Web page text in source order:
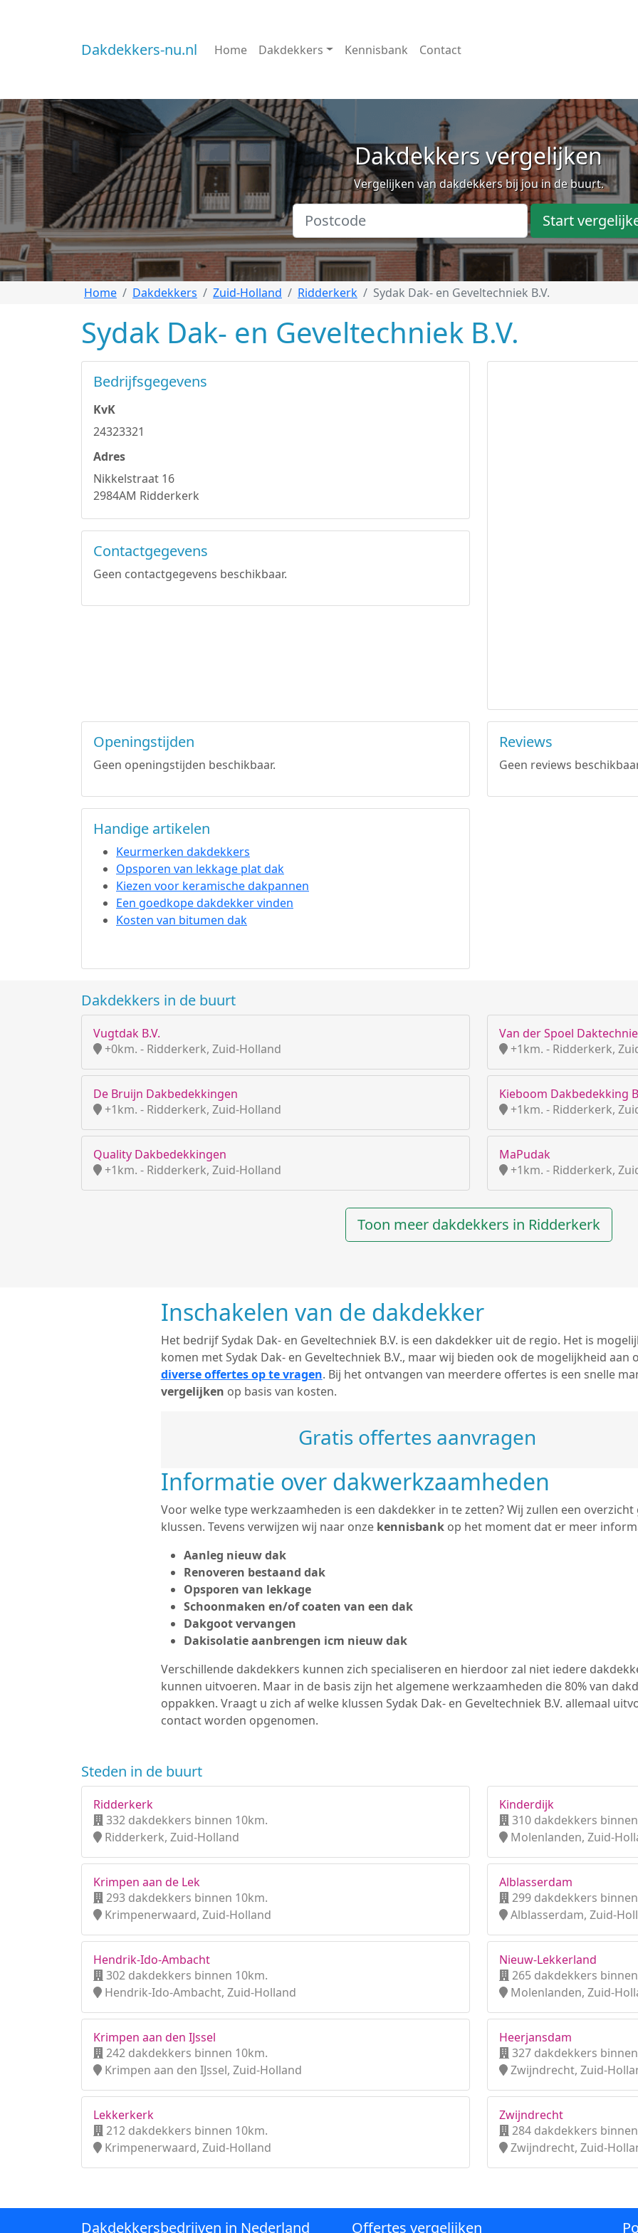
Dakdekkers-nu.nl Home Dakdekkers Kennisbank Contact
Dakdekkers vergelijken
Vergelijken van dakdekkers bij jou in de buurt.
Start
Home Dakdekkers Zuid-Holland Ridderkerk Sydak Dak- en Geveltechniek B.V.
Sydak Dak- en Geveltechniek B.V.
Bedrijfsgegevens
KvK
24323321
Adres
Nikkelstraat 16
2984AM Ridderkerk
Contactgegevens
Geen contactgegevens beschikbaar.
Openingstijden
Geen openingstijden beschikbaar.
Handige artikelen
Keurmerken dakdekkers
Opsporen van lekkage plat dak
Kiezen voor keramische dakpannen
Een goedkope dakdekker vinden
Kosten van bitumen dak
Reviews
Geen reviews
Dakdekkers in de buurt
Vugtdak B.V.
+0km. - Ridderkerk, Zuid-Holland
Van der Spoel
+1km. - Ridderkerk,
De Bruijn Dakbedekkingen
+1km. - Ridderkerk, Zuid-Holland
Kieboom Dakbedekking
+1km. - Ridderkerk,
Quality Dakbedekkingen
+1km. - Ridderkerk, Zuid-Holland
MaPudak
+1km. - Ridderkerk,
Toon meer dakdekkers in Ridderkerk
Inschakelen van de dakdekker
Het bedrijf Sydak Dak- en Geveltechniek B.V. is een dakdekker uit de regio. Het is
komen met Sydak Dak- en Geveltechniek B.V., maar wij bieden ook de mogelijkheid
diverse offertes op te vragen. Bij het ontvangen van meerdere offertes is een snelle
vergelijken op basis van kosten.
Gratis offertes aanvragen
Informatie over dakwerkzaamheden
Voor welke type werkzaamheden is een dakdekker in te zetten? Wij zullen een
klussen. Tevens verwijzen wij naar onze kennisbankop het moment dat er meer
Aanleg nieuw dak
Renoveren bestaand dak
Opsporen van lekkage
Schoonmaken en/of coaten van een dak
Dakgoot vervangen
Dakisolatie aanbrengen icm nieuw dak
Verschillende dakdekkers kunnen zich specialiseren en hierdoor zal niet iedere
kunnen uitvoeren. Maar in de basis zijn het algemene werkzaamheden die 80% van
oppakken. Vraagt u zich af welke klussen Sydak Dak- en Geveltechniek B.V. allemaal
contact worden opgenomen.
Steden in de buurt
Ridderkerk
332 dakdekkers binnen 10km.
Ridderkerk, Zuid-Holland
Kinderdijk
310 dakdekkers
Molenlanden, Zuid-
Krimpen aan de Lek
293 dakdekkers binnen 10km.
Krimpenerwaard, Zuid-Holland
Alblasserdam
299 dakdekkers
Alblasserdam, Zuid-
Hendrik-Ido-Ambacht
302 dakdekkers binnen 10km.
Hendrik-Ido-Ambacht, Zuid-Holland
Nieuw-Lekkerland
265 dakdekkers
Molenlanden, Zuid-
Krimpen aan den IJssel
242 dakdekkers binnen 10km.
Krimpen aan den IJssel, Zuid-Holland
Heerjansdam
327 dakdekkers
Zwijndrecht, Zuid-
Lekkerkerk
212 dakdekkers binnen 10km.
Krimpenerwaard, Zuid-Holland
Zwijndrecht
284 dakdekkers
Zwijndrecht, Zuid-
Dakdekkersbedrijven in Nederland Offertes vergelijken